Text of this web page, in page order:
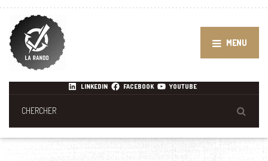
MENU
LINKEDIN FACEBOOK YOUTUBE